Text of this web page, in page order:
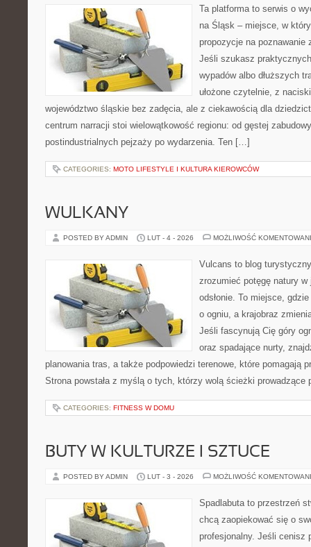
Ta platforma to serwis o
na Śląsk – miejsce, w
propozycje na poznawanie
Jeśli szukasz
wypadów albo dłuższych
ułożone czytelnie, z
województwo śląskie bez zadęcia, ale z ciekawością dla
centrum narracji stoi wielowątkowość regionu: od gęstej
postindustrialnych pejzaży po wydarzenia. Ten […]
CATEGORIES: MOTO LIFESTYLE I KULTURA KIEROWCÓW
WULKANY
POSTED BY ADMIN LUT - 4 - 2026 MOŻLIWOŚĆ
Vulcans to blog
zrozumieć potęgę natury
odsłonie. To miejsce,
o ogniu, a krajobraz
Jeśli fascynują Cię góry
oraz spadające nurty,
planowania tras, a także podpowiedzi terenowe, które pomagają
Strona powstała z myślą o tych, którzy wolą ścieżki
CATEGORIES: FITNESS W DOMU
BUTY W KULTURZE I SZTUCE
POSTED BY ADMIN LUT - 3 - 2026 MOŻLIWOŚĆ
Spadlabuta to przestrzeń
chcą zaopiekować się o
profesjonalny. Jeśli cenisz